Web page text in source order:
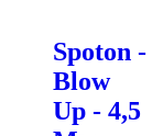
Spoton -
Blow
Up - 4,5